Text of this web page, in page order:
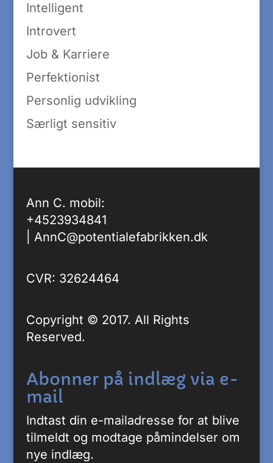
Intelligent
Introvert
Job & Karriere
Perfektionist
Personlig udvikling
Særligt sensitiv
Ann C. mobil:
+4523934841
AnnC@potentialefabrikken.dk
CVR: 32624464
Copyright © 2017. All Rights
Reserved.
Abonner på indlæg via e-
mail
Indtast din e-mailadresse for at blive
tilmeldt og modtage påmindelser om
nye indlæg.